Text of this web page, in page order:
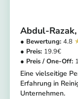
Abdul-Razak
4.8
19.9
Eine vielseitige
Erfahrung in
Unternehmen.